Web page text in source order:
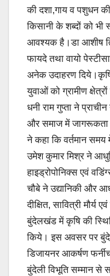
की दशा,गाय व पशुधन
किसानी के शब्दों को भी
आवश्यक है।डा आशीष
फायदे तथा वायो
अनेक उदाहरण
युवाओं को ग्रामीण
धनी राम गुप्ता ने
और समाज में जागरूकता
ने कहा कि वर्तमान
उमेश कुमार मिश्र ने
हाइ‌ड्रोपोनिक्स एवं
चौबे ने उद्यानिकी और
दीक्षित, सावित्री मौर्य
बुंदेलखंड में कृषि की
किये। इस अवसर पर
डिजायनर आकर्षण
बुंदेली विभूति सम्मान से